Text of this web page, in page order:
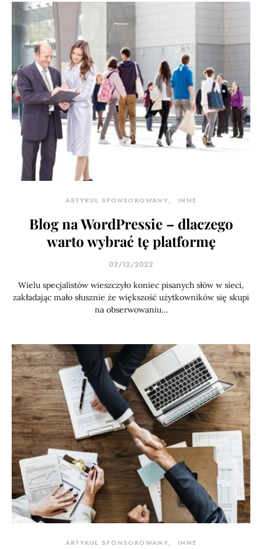
ARTYKUŁ SPONSOROWANY INNE
Blog na WordPressie – dlaczego
warto wybrać tę platformę
02/12/2022
Wielu specjalistów wieszczyło koniec pisanych słów w sieci,
zakładając mało słusznie że większość użytkowników się skupi
na obserwowaniu…
ARTYKUŁ SPONSOROWANY INNE